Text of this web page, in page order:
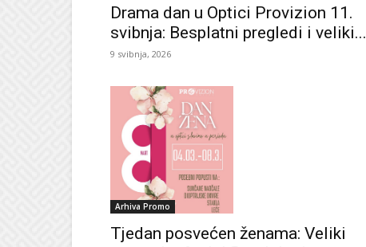
Drama dan u Optici Provizion 11.
svibnja: Besplatni pregledi i veliki...
9 svibnja, 2026
Arhiva Promo
Tjedan posvećen ženama: Veliki